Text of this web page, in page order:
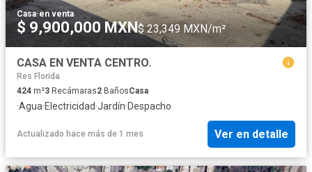
Casa·en venta
$ 9,900,000 MXN$ 23,349 MXN/m²
CASA EN VENTA CENTRO.
Res Florida
424 m²3 Recámaras2 BañosCasa
·Agua·Electricidad·Jardín·Despacho
Actualizado hace más de 1 mes Ver en detalle